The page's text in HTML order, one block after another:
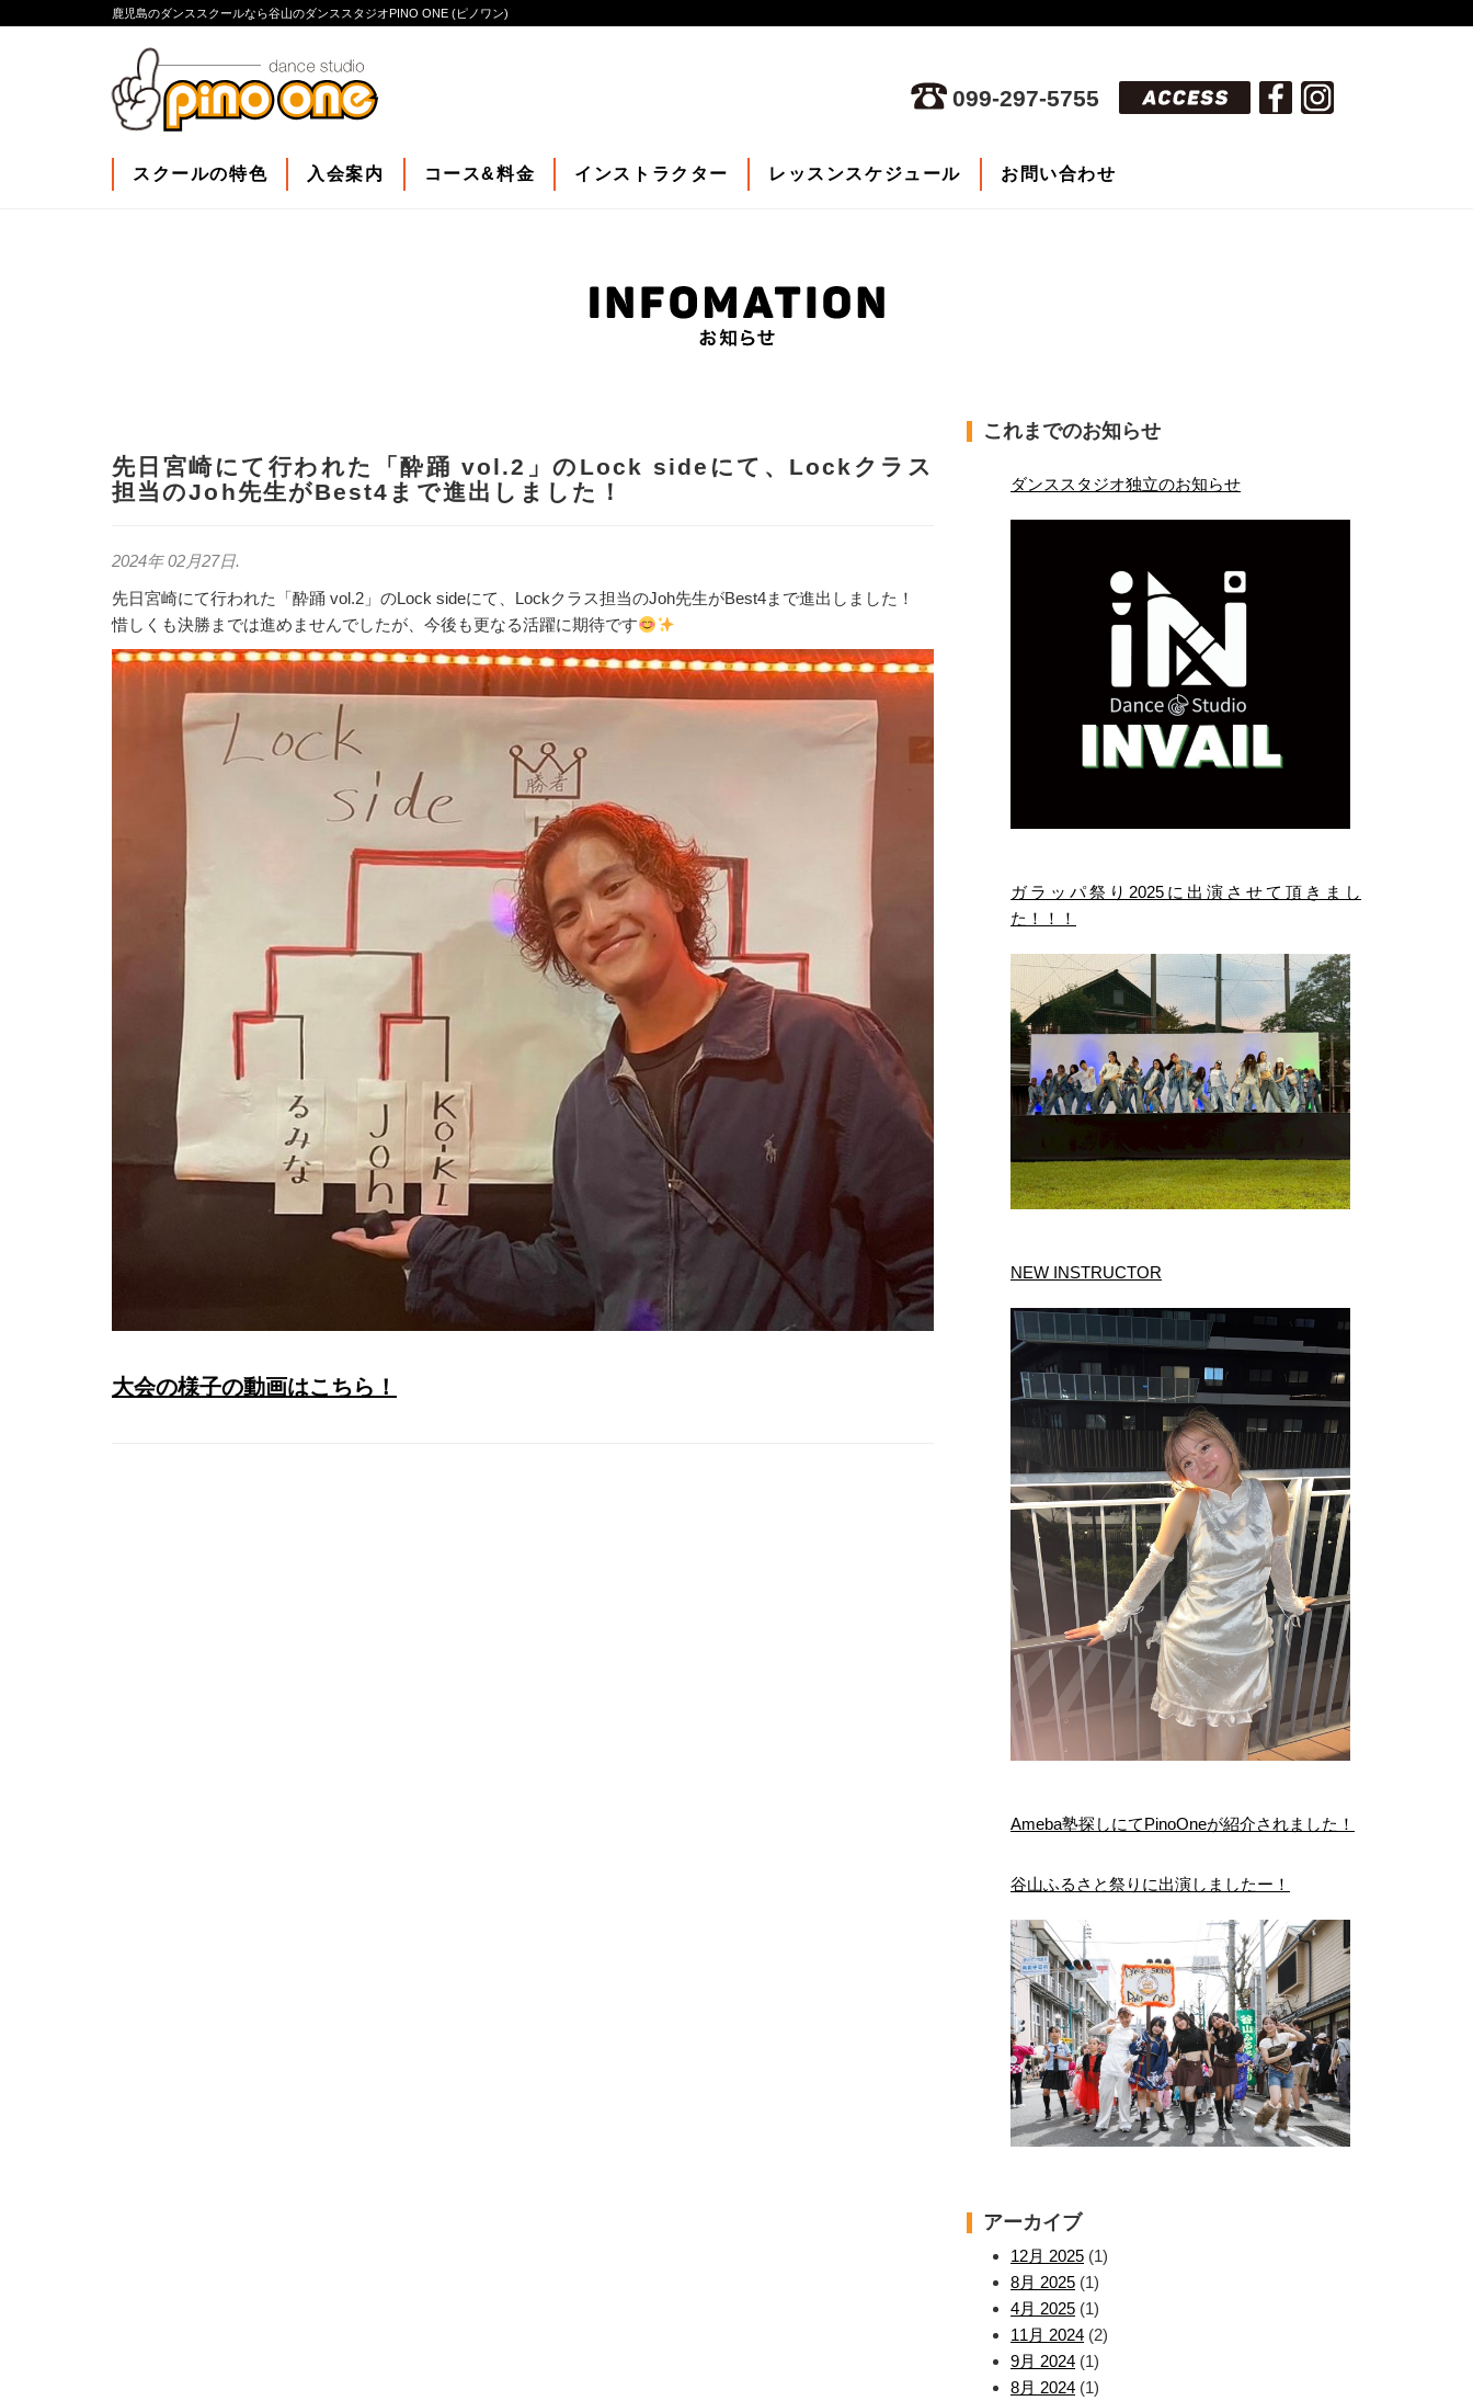
鹿児島のダンススクールなら谷山のダンススタジオPINO ONE (ピノワン)
099-297-5755
スクールの特色 入会案内 コース&料金 インストラクター レッスンスケジュール お問い合わせ
先日宮崎にて行われた「酔踊 vol.2」のLock sideにて、Lockクラス
担当のJoh先生がBest4まで進出しました！
2024年 02月27日.
先日宮崎にて行われた「酔踊 vol.2」のLock sideにて、Lockクラス担当のJoh先生がBest4まで進出しました！
惜しくも決勝までは進めませんでしたが、今後も更なる活躍に期待です
大会の様子の動画はこちら！
これまでのお知らせ
ダンススタジオ独立のお知らせ
ガラッパ祭り2025に出演させて頂きまし
た！！！
NEW INSTRUCTOR
Ameba塾探しにてPinoOneが紹介されました！
谷山ふるさと祭りに出演しましたー！
アーカイブ
12月 2025 (1)
8月 2025 (1)
4月 2025 (1)
11月 2024 (2)
9月 2024 (1)
8月 2024 (1)